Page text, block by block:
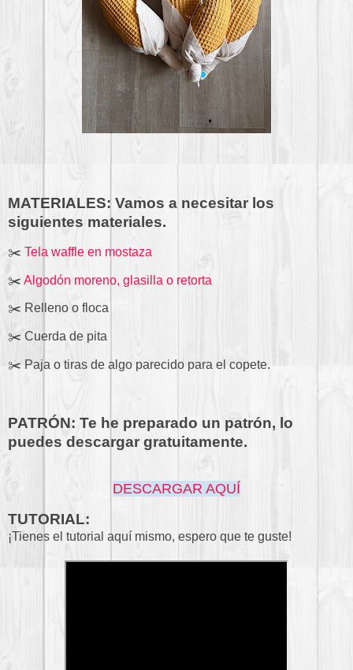
MATERIALES: Vamos a necesitar los
siguientes materiales.
✂️ Tela waffle en mostaza
✂️ Algodón moreno, glasilla o retorta
✂️ Relleno o floca
✂️ Cuerda de pita
✂️ Paja o tiras de algo parecido para el copete.
PATRÓN: Te he preparado un patrón, lo
puedes descargar gratuitamente.
DESCARGAR AQUÍ
TUTORIAL:
¡Tienes el tutorial aquí mismo, espero que te guste!